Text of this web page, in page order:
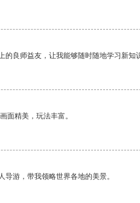
的良师益友，让我能够随时随地学习新知
面精美，玩法丰富。
导游，带我领略世界各地的美景。